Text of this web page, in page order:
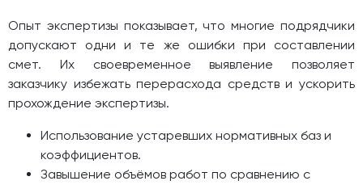
Опыт экспертизы показывает, что многие подрядчики
допускают одни и те же ошибки при составлении
смет. Их своевременное выявление позволяет
заказчику избежать перерасхода средств и ускорить
прохождение экспертизы.
Использование устаревших нормативных баз и
коэффициентов.
Завышение объёмов работ по сравнению с